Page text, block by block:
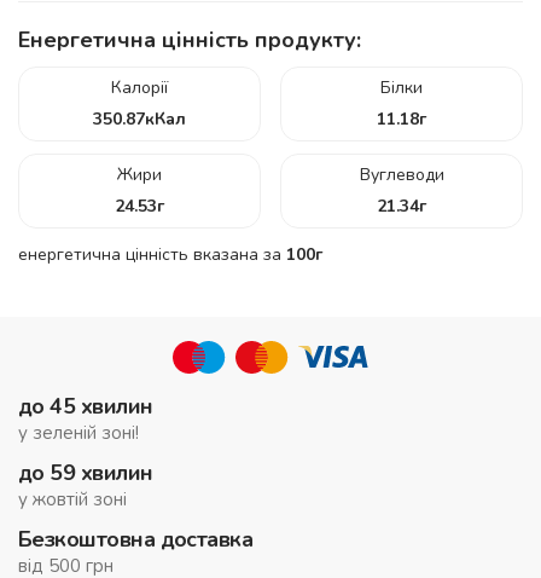
Енергетична цінність продукту:
Калорії
350.87кКал
Білки
11.18г
Жири
24.53г
Вуглеводи
21.34г
енергетична цінність вказана за 100г
до 45 хвилин
у зеленій зоні!
до 59 хвилин
у жовтій зоні
Безкоштовна доставка
від 500 грн